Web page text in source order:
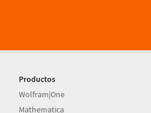
Productos
Wolfram|One
Mathematica